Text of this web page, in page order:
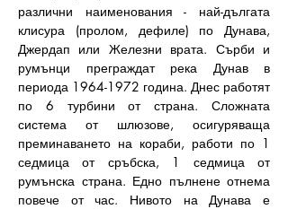
различни наименования - най-дългата
клисура (пролом, дефиле) по Дунава,
Джердап или Железни врата. Сърби и
румънци преграждат река Дунав в
периода 1964-1972 година. Днес работят
по 6 турбини от страна. Сложната
система от шлюзове, осигуряваща
преминаването на кораби, работи по 1
седмица от сръбска, 1 седмица от
румънска страна. Едно пълнене отнема
повече от час. Нивото на Дунава е